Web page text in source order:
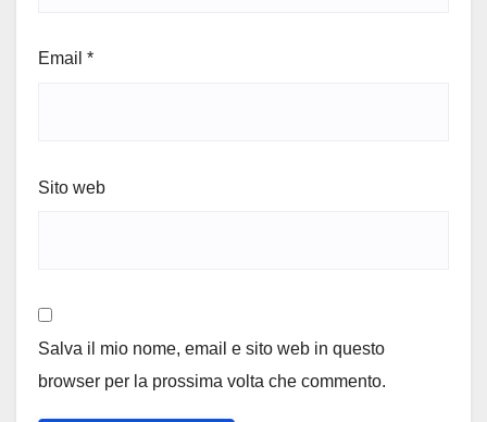
Email *
Sito web
Salva il mio nome, email e sito web in questo
browser per la prossima volta che commento.